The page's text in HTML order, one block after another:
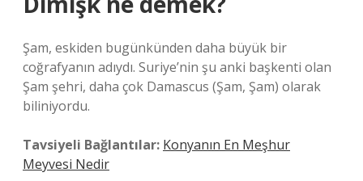
Şam, eskiden bugünkünden daha büyük bir
coğrafyanın adıydı. Suriye’nin şu anki başkenti olan
Şam şehri, daha çok Damascus (Şam, Şam) olarak
biliniyordu.
Tavsiyeli Bağlantılar: Konyanın En Meşhur
Meyvesi Nedir